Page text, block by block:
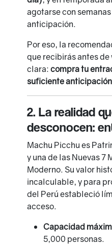
agotarse con
anticipación.
Por eso, la
que recibirás antes
clara: compra tu
suficiente anticipación
2. La realidad
desconocen:
Machu Picchu es
y una de las Nuevas 7
Moderno. Su valor
incalculable, y para
del Perú estableció
acceso.
Capacidad
5,000 personas.